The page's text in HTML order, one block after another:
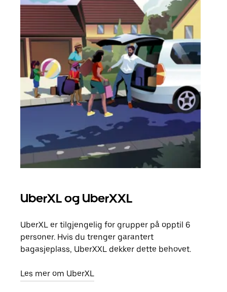
UberXL og UberXXL
UberXL er tilgjengelig for grupper på opptil 6
personer. Hvis du trenger garantert
bagasjeplass, UberXXL dekker dette behovet.
Les mer om UberXL